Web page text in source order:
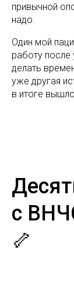
привычной
надо.
Один мой
работу
делать
уже другая
в итоге вышло.
с
🦴